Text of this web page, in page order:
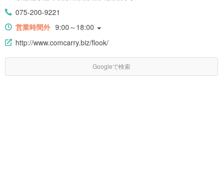
075-200-9221
営業時間外 9:00～18:00
http://www.comcarry.biz/flook/
Googleで検索